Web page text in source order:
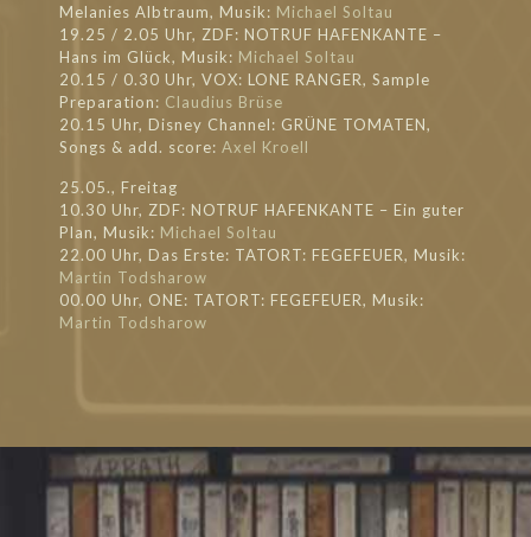
Melanies Albtraum, Musik: Michael Soltau
19.25 / 2.05 Uhr, ZDF: NOTRUF HAFENKANTE –
Hans im Glück, Musik: Michael Soltau
20.15 / 0.30 Uhr, VOX: LONE RANGER, Sample
Preparation: Claudius Brüse
20.15 Uhr, Disney Channel: GRÜNE TOMATEN,
Songs & add. score: Axel Kroell
25.05., Freitag
10.30 Uhr, ZDF: NOTRUF HAFENKANTE – Ein guter
Plan, Musik: Michael Soltau
22.00 Uhr, Das Erste: TATORT: FEGEFEUER, Musik:
Martin Todsharow
00.00 Uhr, ONE: TATORT: FEGEFEUER, Musik:
Martin Todsharow